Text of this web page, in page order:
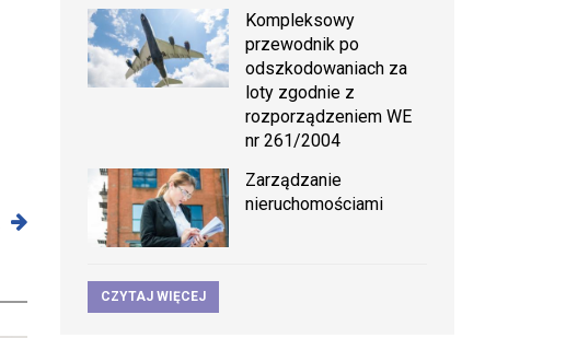
Kompleksowy
przewodnik po
odszkodowaniach za
loty zgodnie z
rozporządzeniem WE
nr 261/2004
Zarządzanie
nieruchomościami
CZYTAJ WIĘCEJ